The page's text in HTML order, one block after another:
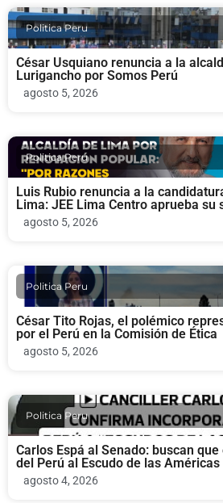
Politica Peru
César Usquiano renuncia a la
Lurigancho por Somos Perú
agosto 5, 2026
Politica Peru
Luis Rubio renuncia a la
Lima: JEE Lima Centro aprueba su
agosto 5, 2026
Politica Peru
César Tito Rojas, el polémico
por el Perú en la Comisión de Ética
agosto 5, 2026
Politica Peru
Carlos Espá al Senado: buscan
del Perú al Escudo de las Américas
agosto 4, 2026